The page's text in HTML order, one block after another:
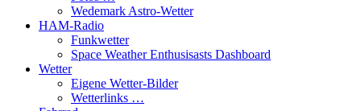
Wedemark Astro-Wetter
HAM-Radio
Funkwetter
Space Weather Enthusisasts Dashboard
Wetter
Eigene Wetter-Bilder
Wetterlinks …